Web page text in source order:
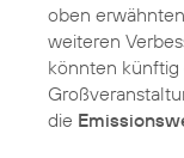
oben
weiteren
könnten künftig
die